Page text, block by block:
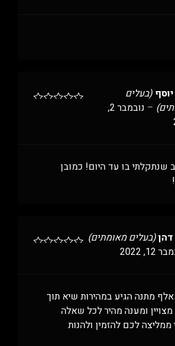
(בעלים
–
נובמבר 2,
שנתקלתי בו עד היום! כמובן
(בעלים מאומתים)
12, 2022
מתנה הגיע במהירות שיא תוך
מצויין ומענה מהיר לכל שאלה
ממליצה לכם להזמין ולהנות